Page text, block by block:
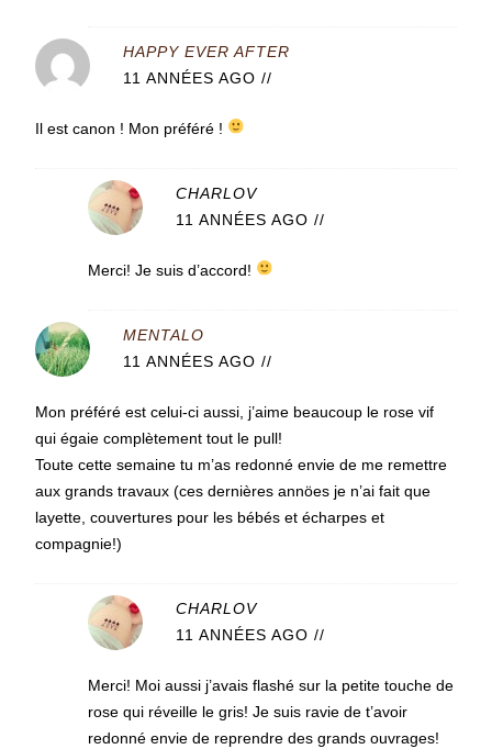
HAPPY EVER AFTER
11 ANNÉES AGO //
Il est canon ! Mon préféré !
CHARLOV
11 ANNÉES AGO //
Merci! Je suis d’accord!
MENTALO
11 ANNÉES AGO //
Mon préféré est celui-ci aussi, j’aime beaucoup le rose vif
qui égaie complètement tout le pull!
Toute cette semaine tu m’as redonné envie de me remettre
aux grands travaux (ces dernières annöes je n’ai fait que
layette, couvertures pour les bébés et écharpes et
compagnie!)
CHARLOV
11 ANNÉES AGO //
Merci! Moi aussi j’avais flashé sur la petite touche de
rose qui réveille le gris! Je suis ravie de t’avoir
redonné envie de reprendre des grands ouvrages!